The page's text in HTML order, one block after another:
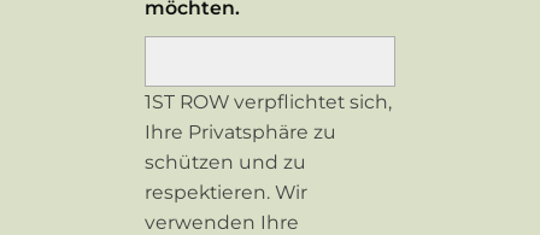
möchten.
1ST ROW verpflichtet sich,
Ihre Privatsphäre zu
schützen und zu
respektieren. Wir
verwenden Ihre